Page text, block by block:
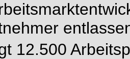
12.500